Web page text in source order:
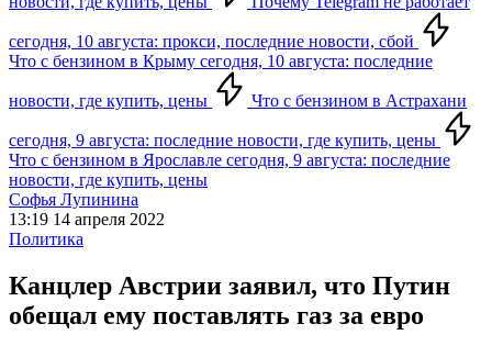
сегодня, 10 августа: прокси, последние новости, сбой
Что с бензином в Крыму сегодня, 10 августа: последние
новости, где купить, цены Что с бензином в Астрахани
сегодня, 9 августа: последние новости, где купить, цены
Что с бензином в Ярославле сегодня, 9 августа: последние
новости, где купить, цены
Софья Лупинина
13:19 14 апреля 2022
Политика
Канцлер Австрии заявил, что Путин
обещал ему поставлять газ за евро